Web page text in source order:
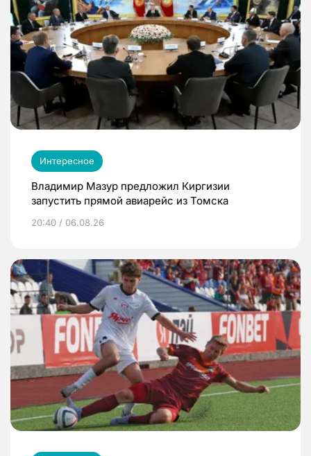
Интересное
Владимир Мазур предложил Киргизии
запустить прямой авиарейс из Томска
20:40 / 06.08.26